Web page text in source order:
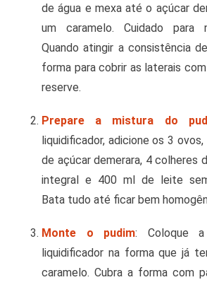
de água e mexa até o açúcar
um caramelo. Cuidado para
Quando atingir a consistência
forma para cobrir as laterais
reserve.
Prepare a mistura do
liquidificador, adicione os 3
de açúcar demerara, 4 colheres
integral e 400 ml de leite
Bata tudo até ficar bem
Monte o pudim: Coloque
liquidificador na forma que já
caramelo. Cubra a forma com